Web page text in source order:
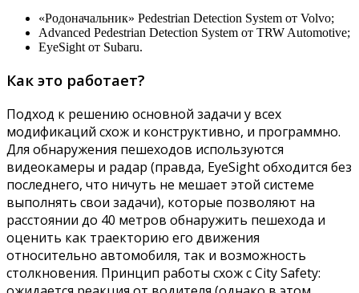
«Родоначальник» Pedestrian Detection System от Volvo;
Advanced Pedestrian Detection System от TRW Automotive;
EyeSight от Subaru.
Как это работает?
Подход к решению основной задачи у всех
модификаций схож и конструктивно, и программно.
Для обнаружения пешеходов используются
видеокамеры и радар (правда, EyeSight обходится без
последнего, что ничуть не мешает этой системе
выполнять свои задачи), которые позволяют на
расстоянии до 40 метров обнаружить пешехода и
оценить как траекторию его движения
относительно автомобиля, так и возможность
столкновения. Принцип работы схож с City Safety: